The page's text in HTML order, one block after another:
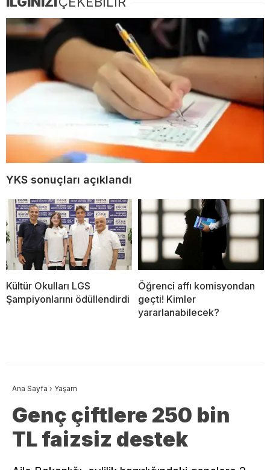
YKS sonuçları açıklandı
Kültür Okulları LGS
Şampiyonlarını ödüllendirdi
Öğrenci affı komisyondan
geçti! Kimler
yararlanabilecek?
Ana Sayfa › Yaşam
Genç çiftlere 250 bin
TL faizsiz destek